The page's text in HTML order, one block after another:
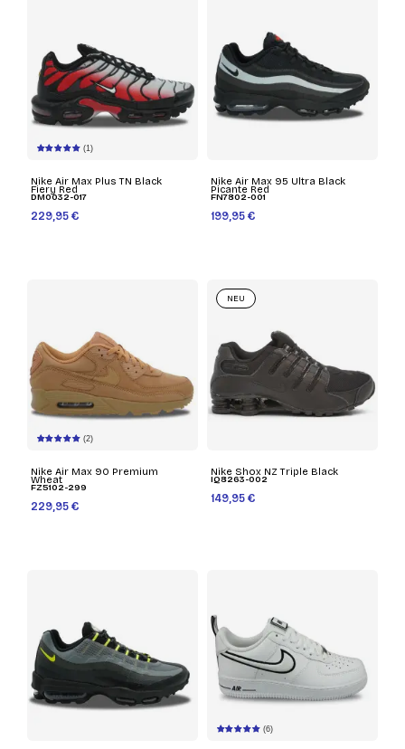
(1)
Nike Air Max Plus TN Black
Fiery Red
DM0032-017
229,95 €
Nike Air Max 95 Ultra Black
Picante Red
FN7802-001
199,95 €
(2)
Nike Air Max 90 Premium
Wheat
FZ5102-299
229,95 €
Nike Shox NZ Triple Black
IQ8263-002
149,95 €
NEU
(6)